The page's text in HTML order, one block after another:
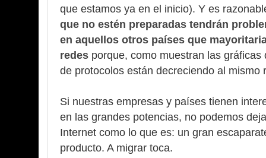
que estamos ya en el inicio). Y es
que no estén preparadas tendrán
en aquellos otros países que
redes porque, como muestran las
de protocolos están decreciendo al mismo
Si nuestras empresas y países tienen
en las grandes potencias, no podemos
Internet como lo que es: un gran
producto. A migrar toca.